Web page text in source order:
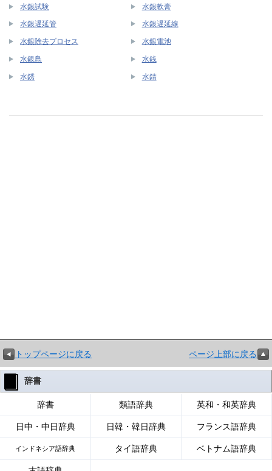
水銀試験 水銀軟膏
水銀遅延管 水銀遅延線
水銀除去プロセス 水銀電池
水銀鳥 水銭
水銹 水錆
トップページに戻る ページ上部に戻る
辞書
辞書 類語辞典 英和・和英辞典
日中・中日辞典 日韓・韓日辞典 フランス語辞典
インドネシア語辞典 タイ語辞典 ベトナム語辞典